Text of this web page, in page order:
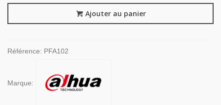
Ajouter au panier
Référence: PFA102
Marque: